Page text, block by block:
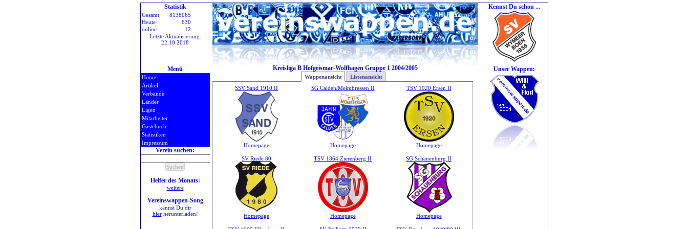
Statistik
Gesamt
8138065
Heute
630
online
12
Letzte Aktualisierung:
22.10.2018
Menü
Home
Artikel
Verbände
Länder
Ligen
Mitarbeiter
Gästebuch
Statistiken
Impressum
Verein suchen:
Helfer des Monats:
weitere
Vereinswappen-Song
kannst Du dir
hierherunterladen!
Kennst Du schon ...
Unser Wappen:
Kreisliga B Hofgeismar-Wolfhagen Gruppe 1 2004/2005
Wappenansicht
Listenansicht
SSV Sand 1910 II
Homepage
SG Calden/Meimbressen II
Homepage
TSV 1920 Ersen II
Homepage
SV Riede 80
Homepage
TSV 1864 Zierenberg II
Homepage
SG Schauenburg II
Homepage